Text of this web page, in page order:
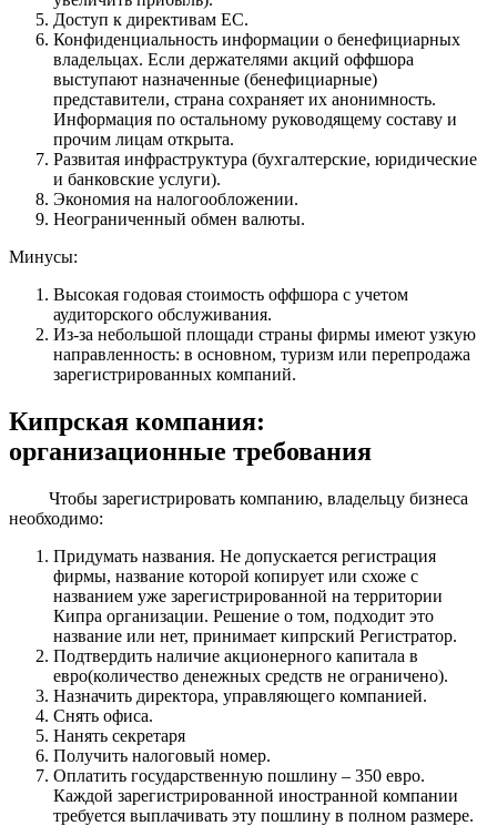
Доступ к директивам ЕС.
Конфиденциальность информации о бенефициарных
владельцах. Если держателями акций оффшора
выступают назначенные (бенефициарные)
представители, страна сохраняет их анонимность.
Информация по остальному руководящему составу и
прочим лицам открыта.
Развитая инфраструктура (бухгалтерские, юридические
и банковские услуги).
Экономия на налогообложении.
Неограниченный обмен валюты.
Минусы:
Высокая годовая стоимость оффшора с учетом
аудиторского обслуживания.
Из-за небольшой площади страны фирмы имеют узкую
направленность: в основном, туризм или перепродажа
зарегистрированных компаний.
Кипрская компания:
организационные требования
Чтобы зарегистрировать компанию, владельцу бизнеса
необходимо:
Придумать названия. Не допускается регистрация
фирмы, название которой копирует или схоже с
названием уже зарегистрированной на территории
Кипра организации. Решение о том, подходит это
название или нет, принимает кипрский Регистратор.
Подтвердить наличие акционерного капитала в
евро(количество денежных средств не ограничено).
Назначить директора, управляющего компанией.
Снять офиса.
Нанять секретаря
Получить налоговый номер.
Оплатить государственную пошлину – 350 евро.
Каждой зарегистрированной иностранной компании
требуется выплачивать эту пошлину в полном размере.